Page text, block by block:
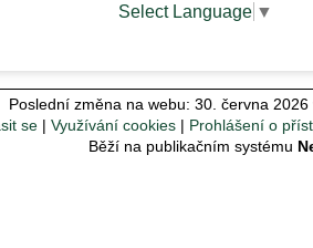
Select Language ▼
Poslední změna na webu: 30. června 2026
se
Využívání cookies
Prohlášení o
Běží na publikačním systému